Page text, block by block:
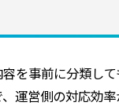
を事前に分類し
運営側の対応効